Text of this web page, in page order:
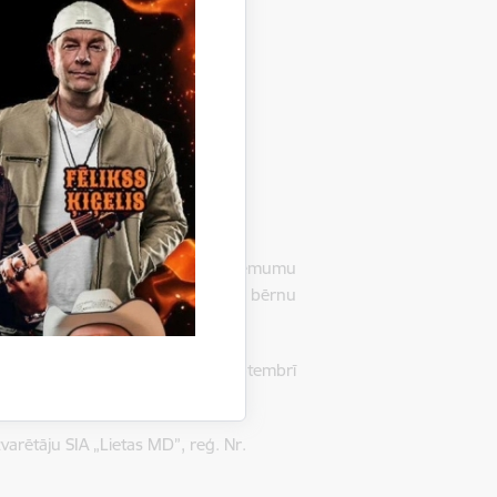
LV-4401, pieņēmusi lēmumu
izglītības iestādei un Litenes bērnu
2016.gada 9.septembrī
SIA „Lietas MD”, reģ. Nr.